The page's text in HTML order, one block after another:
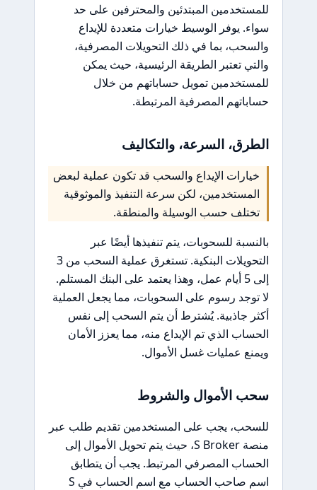
للمستخدمين المبتدئين والمحترفين على حد
سواء. يوفر الوسيط خيارات متعددة للإيداع
والسحب، بما في ذلك التحويلات المصرفية،
والتي تعتبر الطريقة الرئيسية، حيث يمكن
للمستخدمين تمويل حساباتهم من خلال
حساباتهم المصرفية المرتبطة.
الطرق، السرعة، والتكاليف
خيارات الإيداع والسحب قد تكون عملية لبعض
المستخدمين، لكن سرعة التنفيذ والموثوقية
تختلف حسب الوسيلة والمنطقة.
بالنسبة للسحوبات، يتم تنفيذها أيضًا عبر
التحويلات البنكية. تستغرق عملية السحب من 3
إلى 5 أيام عمل، وهذا يعتمد على البنك المستلم.
لا توجد رسوم على السحوبات، مما يجعل العملية
أكثر جاذبية. يُشترط أن يتم السحب إلى نفس
الحساب الذي تم الإيداع منه، مما يعزز الأمان
ويمنع عمليات غسل الأموال.
سحب الأموال والشروط
للسحب، يجب على المستخدمين تقديم طلب عبر
منصة S Broker، حيث يتم تحويل الأموال إلى
الحساب المصرفي المرتبط. يجب أن يتطابق
اسم صاحب الحساب مع اسم الحساب في S